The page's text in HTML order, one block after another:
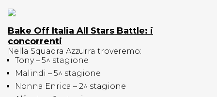
Bake Off Italia All Stars Battle: i
concorrenti
Nella Squadra Azzurra troveremo:
Tony – 5^ stagione
Malindi – 5^ stagione
Nonna Enrica – 2^ stagione